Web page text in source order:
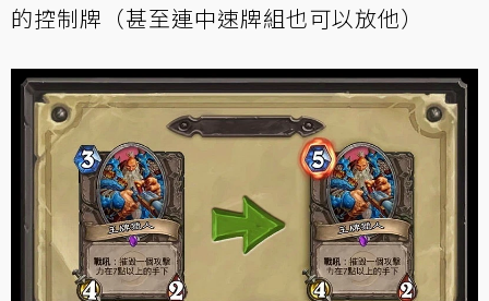
的控制牌（甚至連中速牌組也可以放他）